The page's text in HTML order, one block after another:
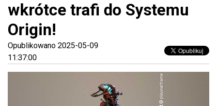
wkrótce trafi do Systemu
Origin!
Opublikowano 2025-05-09
11:37:00